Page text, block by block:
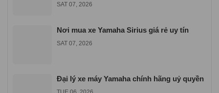
SAT 07, 2026
Nơi mua xe Yamaha Sirius giá rẻ uy tín
SAT 07, 2026
Đại lý xe máy Yamaha chính hãng uỷ quyền